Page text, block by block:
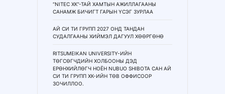
“NITEC ХК”-ТАЙ ХАМТЫН АЖИЛЛАГААНЫ
САНАМЖ БИЧИГТ ГАРЫН ҮСЭГ ЗУРЛАА
АЙ СИ ТИ ГРУПП 2027 ОНД ТАНДАН
СУДАЛГААНЫ ХИЙМЭЛ ДАГУУЛ ХӨӨРГӨНӨ
RITSUMEIKAN UNIVERSITY-ИЙН
ТӨГСӨГЧДИЙН ХОЛБООНЫ ДЭД
ЕРӨНХИЙЛӨГЧ НОЁН NUBUO SHIBOTA САН АЙ
СИ ТИ ГРУПП ХК-ИЙН ТӨВ ОФФИСООР
ЗОЧИЛЛОО.